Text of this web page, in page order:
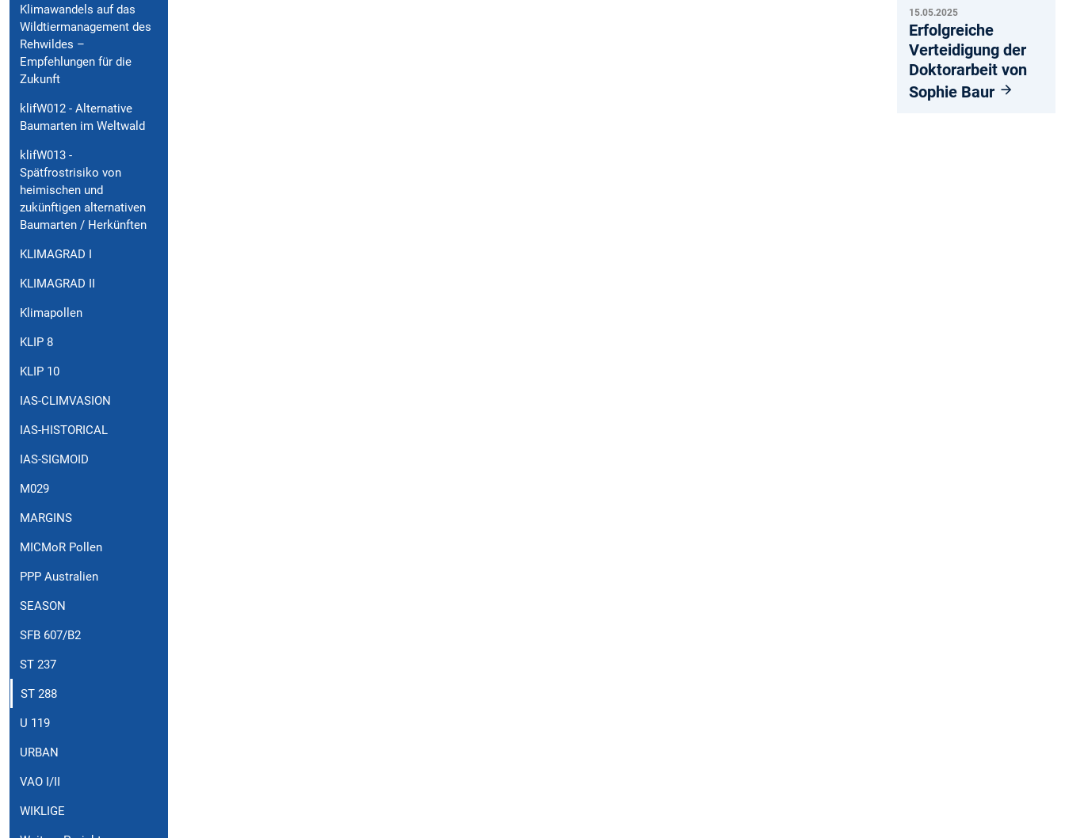
Klimawandels auf das
Wildtiermanagement des
Rehwildes –
Empfehlungen für die
Zukunft
klifW012 - Alternative
Baumarten im Weltwald
klifW013 -
Spätfrostrisiko von
heimischen und
zukünftigen alternativen
Baumarten / Herkünften
KLIMAGRAD I
KLIMAGRAD II
Klimapollen
KLIP 8
KLIP 10
IAS-CLIMVASION
IAS-HISTORICAL
IAS-SIGMOID
M029
MARGINS
MICMoR Pollen
PPP Australien
SEASON
SFB 607/B2
ST 237
ST 288
U 119
URBAN
VAO I/II
WIKLIGE
15.05.2025
Erfolgreiche
Verteidigung der
Doktorarbeit von
Sophie Baur